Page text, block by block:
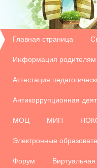
Главная страница
Информация родителям
Аттестация
Антикоррупционная
МОЦ МИП
Электронные
Форум